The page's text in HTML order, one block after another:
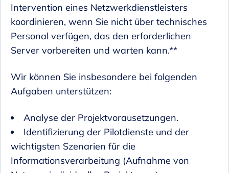
Intervention eines Netzwerkdienstleisters
koordinieren, wenn Sie nicht über technisches
Personal verfügen, das den erforderlichen
Server vorbereiten und warten kann.**
Wir können Sie insbesondere bei folgenden
Aufgaben unterstützen:
Analyse der Projektvorausetzungen.
Identifizierung der Pilotdienste und der
wichtigsten Szenarien für die
Informationsverarbeitung (Aufnahme von